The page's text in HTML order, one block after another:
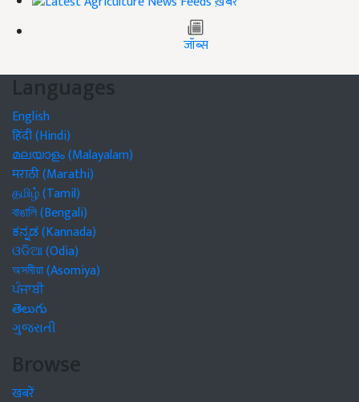
जॉब्स
Languages
English
हिंदी (Hindi)
മലയാളം (Malayalam)
मराठी (Marathi)
தமிழ் (Tamil)
বাঙালি (Bengali)
ಕನ್ನಡ (Kannada)
ଓଡିଆ (Odia)
অসমীয়া (Asomiya)
ਪੰਜਾਬੀ
తెలుగు
ગુજરાતી
Browse
खबरें